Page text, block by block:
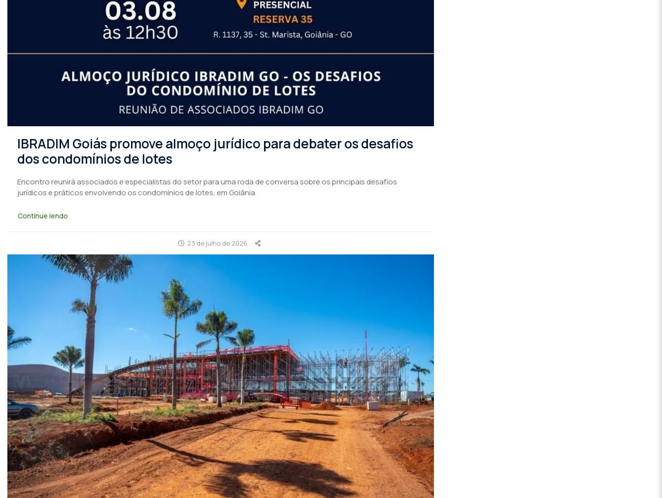
IBRADIM Goiás promove almoço jurídico para debater os desafios
dos condomínios de lotes
Encontro reunirá associados e especialistas do setor para uma roda de conversa sobre os principais desafios
jurídicos e práticos envolvendo os condomínios de lotes, em Goiânia.
Continue lendo
23 de julho de 2026